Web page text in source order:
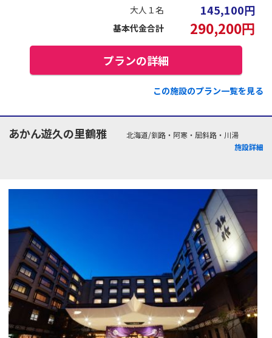
大人１名 145,100円
基本代金合計 290,200円
プランの詳細
この施設のプラン一覧を見る
あかん遊久の里鶴雅
北海道/釧路・阿寒・屈斜路・川湯
施設詳細